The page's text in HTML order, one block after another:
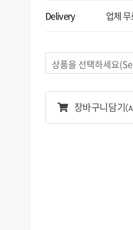
Delivery 업체
상품을 선택하세요
장바구니담기